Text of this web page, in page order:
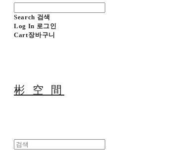
Search 검색
Log In 로그인
Cart장바구니
彬 空 間